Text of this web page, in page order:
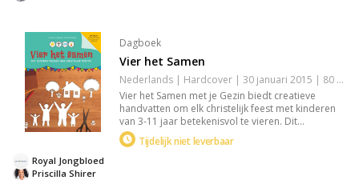
Dagboek
Vier het Samen
Nederlands | Hardcover | 30 januari 2015 | 80 pagina's | 9789033817359
Vier het Samen met je Gezin biedt creatieve
handvatten om elk christelijk feest met kinderen
van 3-11 jaar betekenisvol te vieren. Dit
praktische handboek bevat bijbelleesroosters,
verhalen, en verwerkingsvormen voor feestdagen
Tijdelijk niet leverbaar
Priscilla Shirer
Royal Jongbloed